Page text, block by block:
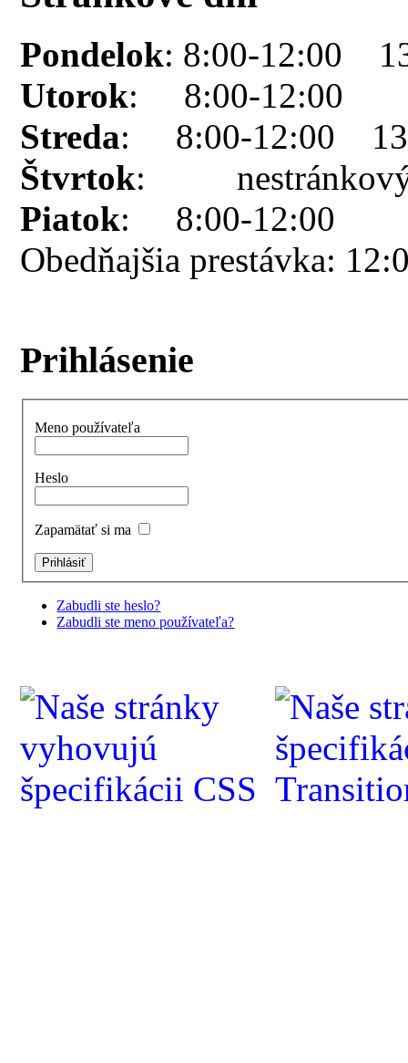
Pondelok: 8:00-12:00
Utorok: 8:00-12:00
Streda: 8:00-12:00
Štvrtok: nestránkový
Piatok: 8:00-12:00
Obedňajšia prestávka:
Prihlásenie
Meno používateľa
Heslo
Zapamätať si ma
Zabudli ste heslo?
Zabudli ste meno používateľa?